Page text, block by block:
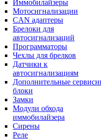
Иммобилайзеры
Мотосигнализации
CAN адаптеры
Брелоки для
автосигнализаций
Программаторы
Чехлы для брелков
Датчики к
автосигнализациям
Дополнительные
блоки
Замки
Модули обхода
иммобилайзера
Сирены
Реле